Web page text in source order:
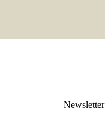
Newsletter